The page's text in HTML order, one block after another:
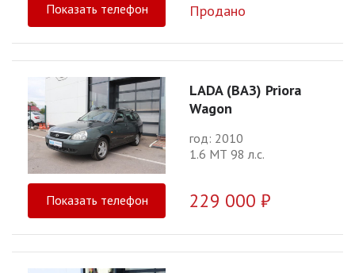
Показать телефон Продано
LADA (ВАЗ) Priora
Wagon
год: 2010
1.6 МТ 98 л.с.
Показать телефон 229 000 ₽